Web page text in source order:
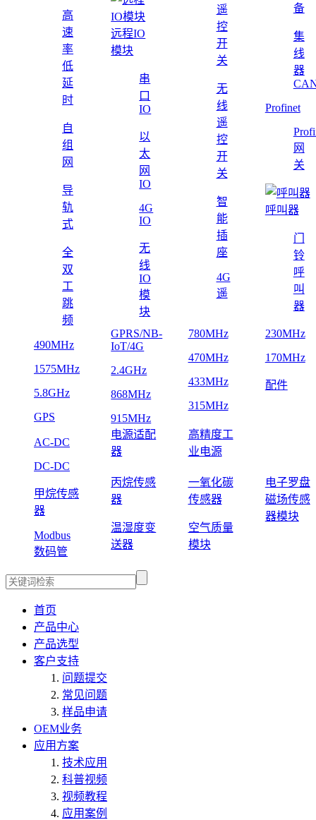
高
速
率
低
延
时
自
组
网
导
轨
式
全
双
工
跳
频
远程IO
模块
串
口
IO
以
太
网
IO
4G
IO
无
线
IO
模
块
遥
控
开
关
无
线
遥
控
开
关
智
能
插
座
4G
遥
备
集
线
器
Profinet
网
关
呼叫器
门
铃
呼
叫
器
490MHz
1575MHz
5.8GHz
GPS
GPRS/NB-
IoT/4G
2.4GHz
868MHz
915MHz
780MHz
470MHz
433MHz
315MHz
230MHz
170MHz
配件
AC-DC
DC-DC
电源适配
器
高精度工
业电源
甲烷传感
器
Modbus
数码管
丙烷传感
器
温湿度变
送器
一氧化碳
传感器
空气质量
模块
电子罗盘
磁场传感
器模块
首页
产品中心
产品选型
客户支持
问题提交
常见问题
样品申请
OEM业务
应用方案
技术应用
科普视频
视频教程
应用案例